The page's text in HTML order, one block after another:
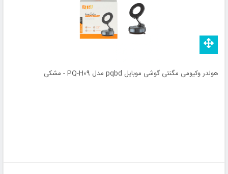
هولدر وکیومی مگنتی گوشی موبایل pqbd مدل PQ-H09 - مشکی